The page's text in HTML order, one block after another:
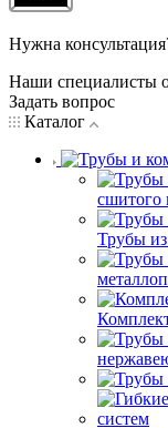
Нужна
Наши специалисты
Задать вопрос
Каталог
сшитого
Трубы